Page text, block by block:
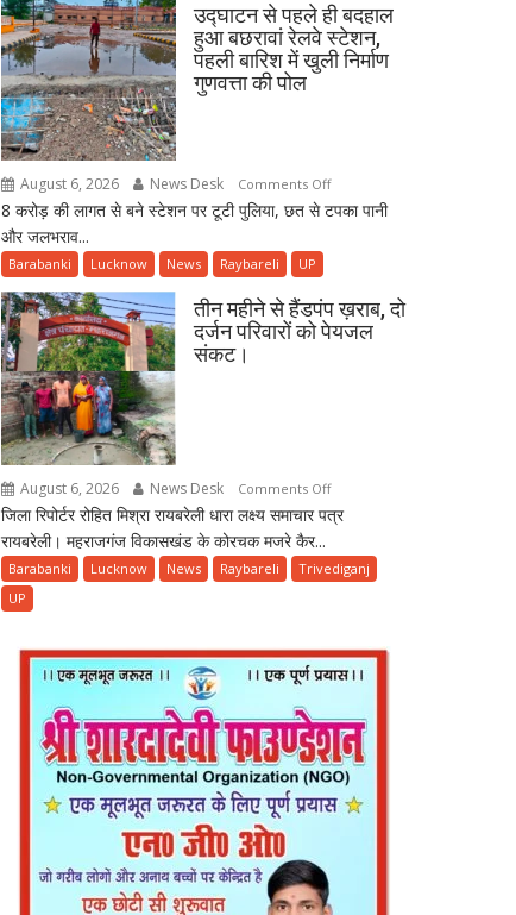
के
प्रयास
में
टला
बड़ा
उद्घाटन से पहले ही बदहाल
हुआ बछरावां रेलवे स्टेशन,
पहली बारिश में खुली निर्माण
गुणवत्ता की पोल
August 6, 2026 News Desk Comments Offon
उद्घाटन
बदहाल
हुआ
खुली
गुणवत्ता
8 करोड़ की लागत से बने स्टेशन पर टूटी पुलिया, छत से टपका पानी
और जलभराव...
Barabanki Lucknow News Raybareli UP
तीन महीने से हैंडपंप ख़राब, दो
दर्जन परिवारों को पेयजल
संकट।
August 6, 2026 News Desk Comments Offon
तीन
से
दर्जन
को
पेयजल
संकट।
जिला रिपोर्टर रोहित मिश्रा रायबरेली धारा लक्ष्य समाचार पत्र
रायबरेली। महराजगंज विकासखंड के कोरचक मजरे कैर...
Barabanki Lucknow News Raybareli
Trivediganj
UP